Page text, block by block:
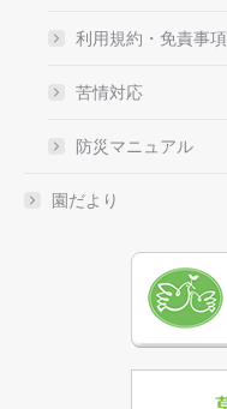
利用規約・免責事項
苦情対応
防災マニュアル
園だより